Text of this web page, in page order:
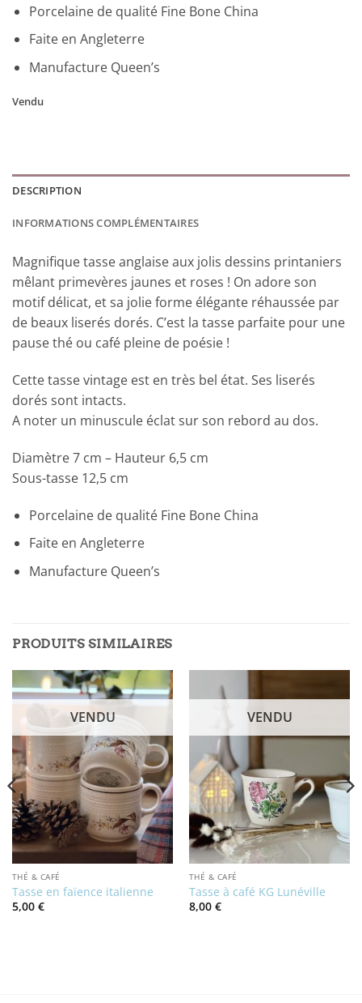
Porcelaine de qualité Fine Bone China
Faite en Angleterre
Manufacture Queen’s
Vendu
DESCRIPTION
INFORMATIONS COMPLÉMENTAIRES
Magnifique tasse anglaise aux jolis dessins printaniers
mêlant primevères jaunes et roses ! On adore son
motif délicat, et sa jolie forme élégante réhaussée par
de beaux liserés dorés. C’est la tasse parfaite pour une
pause thé ou café pleine de poésie !
Cette tasse vintage est en très bel état. Ses liserés
dorés sont intacts.
A noter un minuscule éclat sur son rebord au dos.
Diamètre 7 cm – Hauteur 6,5 cm
Sous-tasse 12,5 cm
Porcelaine de qualité Fine Bone China
Faite en Angleterre
Manufacture Queen’s
PRODUITS SIMILAIRES
VENDU
THÉ & CAFÉ
Tasse en faïence italienne
5,00 €
VENDU
THÉ & CAFÉ
Tasse à café KG Lunéville
8,00 €